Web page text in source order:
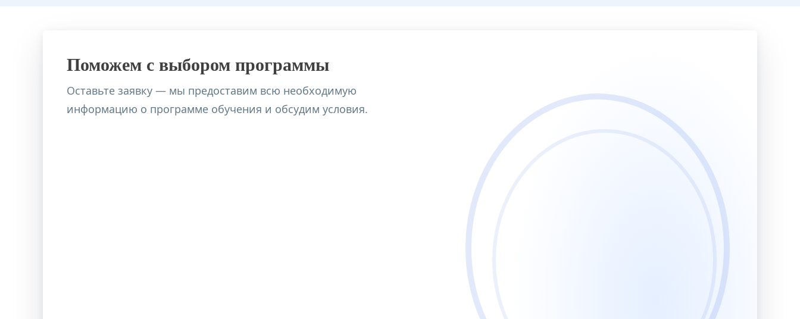
Поможем с выбором программы
Оставьте заявку — мы предоставим всю необходимую
информацию о программе обучения и обсудим условия.